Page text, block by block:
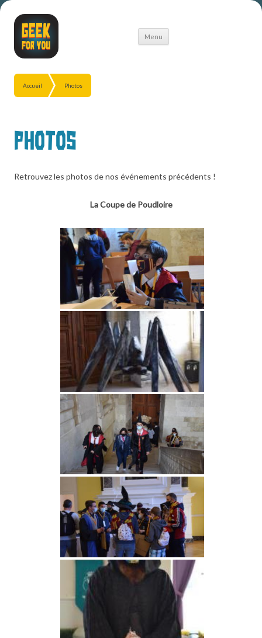
Menu
Aller
Accueil Photos
Photos
Retrouvez les photos de nos événements précédents !
La Coupe de Poudloire